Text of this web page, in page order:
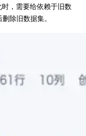
，需要给依赖于旧数
除旧数据集。